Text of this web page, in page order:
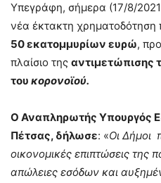
Υπεγράφη, σήμερα (17/8/
νέα έκτακτη χρηματοδότηση
50 εκατομμυρίων ευρώ,
πλαίσιο της αντιμετώπισης
του κορονοϊού.
Ο Αναπληρωτής Υπουργός
Πέτσας, δήλωσε: «Οι Δήμοι
οικονομικές επιπτώσεις της
απώλειες εσόδων και